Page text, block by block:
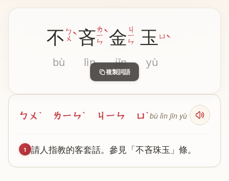
不 ㄅ
ㄨˋ
bù
吝ㄌ
ㄧ
ㄣ
ˋ
lìn
金 ㄐ
ㄧ
ㄣ
jīn
玉 ㄩˋ
yù
複製詞語
ㄅㄨˋ ㄌㄧㄣˋ ㄐㄧㄣ ㄩˋbù lìn jīn yù
1 請人指教的客套話。 參見 「不吝珠玉 」 條。